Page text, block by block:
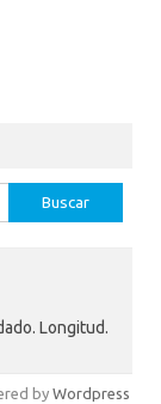
Longitud.
by Wordpress